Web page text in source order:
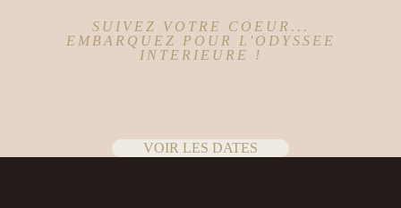
SUIVEZ VOTRE COEUR...
EMBARQUEZ POUR L'ODYSSEE
INTERIEURE !
VOIR LES DATES